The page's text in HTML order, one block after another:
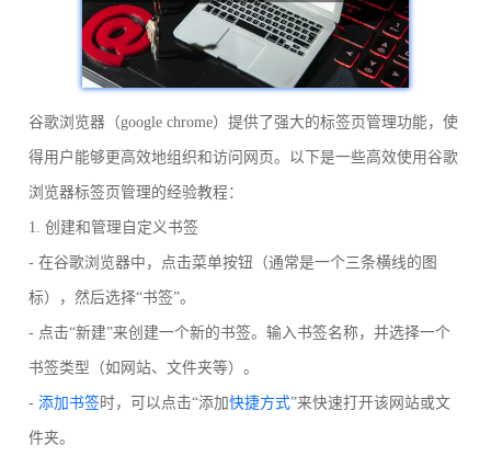
谷歌浏览器（google chrome）提供了强大的标签页管理功能，使
得用户能够更高效地组织和访问网页。以下是一些高效使用谷歌
浏览器标签页管理的经验教程：
1. 创建和管理自定义书签
- 在谷歌浏览器中，点击菜单按钮（通常是一个三条横线的图
标），然后选择“书签”。
- 点击“新建”来创建一个新的书签。输入书签名称，并选择一个
书签类型（如网站、文件夹等）。
- 添加书签 时，可以点击“添加快捷方式”来快速打开该网站或文
件夹。